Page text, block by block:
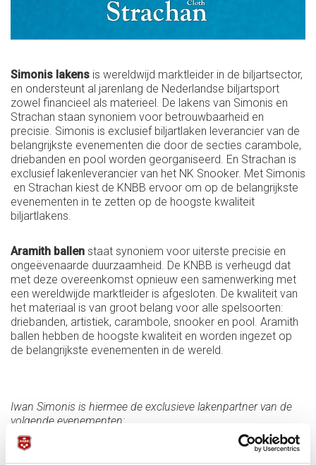
Simonis lakens is wereldwijd marktleider in de biljartsector,
en ondersteunt al jarenlang de Nederlandse biljartsport
zowel financieel als materieel. De lakens van Simonis en
Strachan staan synoniem voor betrouwbaarheid en
precisie. Simonis is exclusief biljartlaken leverancier van de
belangrijkste evenementen die door de secties carambole,
driebanden en pool worden georganiseerd. En Strachan is
exclusief lakenleverancier van het NK Snooker. Met Simonis
en Strachan kiest de KNBB ervoor om op de belangrijkste
evenementen in te zetten op de hoogste kwaliteit
biljartlakens.
Aramith ballen staat synoniem voor uiterste precisie en
ongeëvenaarde duurzaamheid. De KNBB is verheugd dat
met deze overeenkomst opnieuw een samenwerking met
een wereldwijde marktleider is afgesloten. De kwaliteit van
het materiaal is van groot belang voor alle spelsoorten:
driebanden, artistiek, carambole, snooker en pool. Aramith
ballen hebben de hoogste kwaliteit en worden ingezet op
de belangrijkste evenementen in de wereld.
Iwan Simonis is hiermee de exclusieve lakenpartner van de
volgende evenementen:
Sectie Driebanden